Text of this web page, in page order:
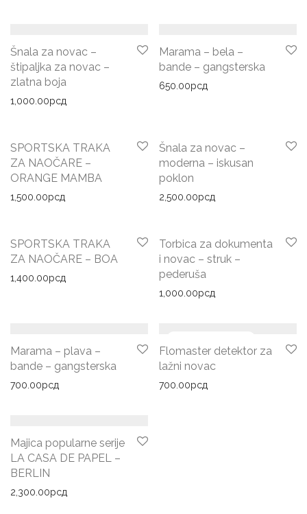
Šnala za novac –
štipaljka za novac –
zlatna boja
1,000.00рсд
Marama – bela –
bande – gangsterska
650.00рсд
SPORTSKA TRAKA
ZA NAOČARE –
ORANGE MAMBA
1,500.00рсд
Šnala za novac –
moderna – iskusan
poklon
2,500.00рсд
SPORTSKA TRAKA
ZA NAOČARE – BOA
1,400.00рсд
Torbica za dokumenta
i novac – struk –
pederuša
1,000.00рсд
Marama – plava –
bande – gangsterska
700.00рсд
Flomaster detektor za
lažni novac
700.00рсд
Majica popularne serije
LA CASA DE PAPEL –
BERLIN
2,300.00рсд